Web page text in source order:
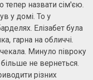
тепер назвати сім'єю.
у домі. То у
Елізабет була
гарна на обличчі.
Минуло півроку
не вернеться.
різних